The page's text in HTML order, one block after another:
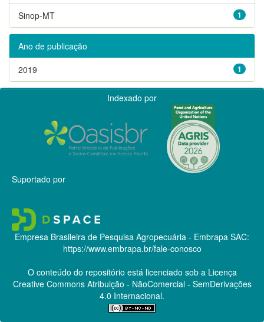
1
Sinop-MT
Ano de publicação
1
2019
Indexado por
Suportado por
Empresa Brasileira de Pesquisa Agropecuária - Embrapa SAC:
https://www.embrapa.br/fale-conosco
O conteúdo do repositório está licenciado sob a Licença
Creative CommonsAtribuição - NãoComercial - SemDerivações
4.0 Internacional.